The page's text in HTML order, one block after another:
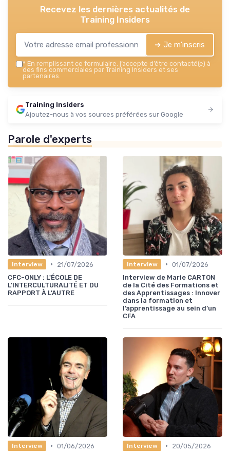
Recevez les dernières actualités de
Training Insiders
➔ Je m'inscris
* En remplissant ce formulaire, j’accepte d’être contacté(e) à
des fins commerciales par Training Insiders et ses
partenaires.
Training Insiders
Ajoutez-nous à vos sources préférées sur Google
Parole d'experts
Interview •
21/07/2026
CFC-ONLY : L'ÉCOLE DE
L'INTERCULTURALITÉ ET DU
RAPPORT À L'AUTRE
Interview • 01/07/2026
Interview de Marie CARTON
de la Cité des Formations et
des Apprentissages : Innover
dans la formation et
l’apprentissage au sein d’un
CFA
Interview • 01/06/2026
Interview •
20/05/2026